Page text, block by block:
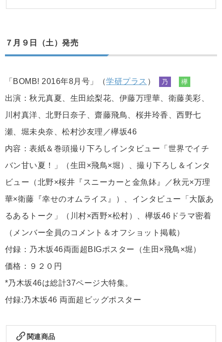
７月９日（土）発売
「BOMB! 2016年8月号」（学研プラス ） 乃 欅
出演：秋元真夏、生田絵梨花、伊藤万理華、衛藤美彩、
川村真洋、北野日奈子、齋藤飛鳥、桜井玲香、西野七
瀬、堀未央奈、松村沙友理／欅坂46
内容：表紙＆巻頭撮り下ろしインタビュー「世界でイチ
バン甘い夏！」（生田×飛鳥×堀）、撮り下ろし＆インタ
ビュー（北野×桜井『スニーカーと金魚鉢』／秋元×万理
華×衛藤『幸せのオムライス』）、インタビュー「大阪あ
るあるトーク」（川村×西野×松村）、欅坂46ドラマ密着
（メンバー全員のコメント＆オフショット掲載）
付録：乃木坂46両面超BIGポスター（生田×飛鳥×堀）
価格：９２０円
*乃木坂46は総計37ページ大特集。
付録:乃木坂46 両面超ビッグポスター
関連商品